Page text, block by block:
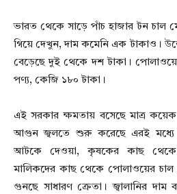
ভারত থেকে সাড়ে পাঁচ হাজার টন চাল
গিয়ে দেখুন, দাম কমেনি এক টাকাও।
বেড়েছে দুই থেকে দশ টাকা।
পণ্য, কেজি ১৮০ টাকা।
এই সরকার ক্ষমতায় বসেছে মাত্র
আগুন জ্বলতে শুরু করেছে এরই
আটকে দেওয়া, কৃষকের কাছ থেকে
মালিকদের কাছ থেকে পোলাওয়ের চাল
গুনছে সাধারণ ক্রেতা। জ্বালানির দাম